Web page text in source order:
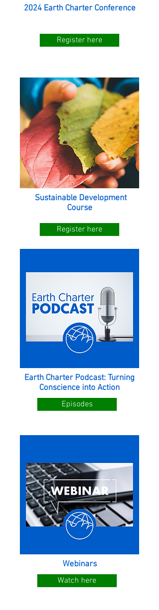
2024 Earth Charter Conference
Register here
Sustainable Development
Course
Register here
Earth Charter Podcast: Turning
Conscience into Action
Episodes
Webinars
Watch here